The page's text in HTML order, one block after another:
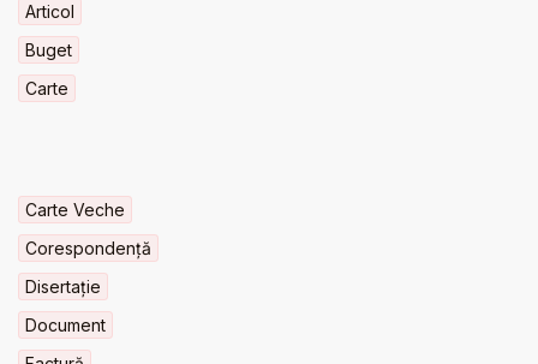
Articol
Buget
Carte
Carte Veche
Corespondență
Disertație
Document